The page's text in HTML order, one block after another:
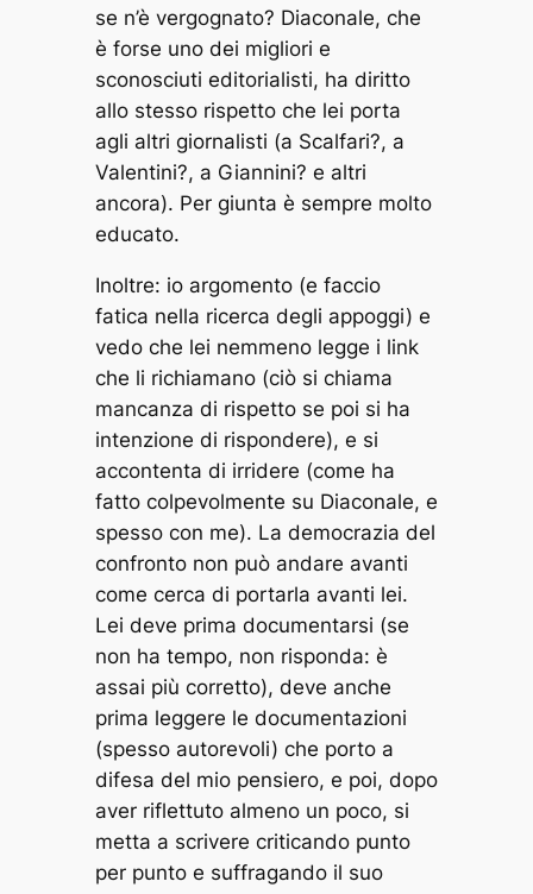
se n’è vergognato? Diaconale, che
è forse uno dei migliori e
sconosciuti editorialisti, ha diritto
allo stesso rispetto che lei porta
agli altri giornalisti (a Scalfari?, a
Valentini?, a Giannini? e altri
ancora). Per giunta è sempre molto
educato.
Inoltre: io argomento (e faccio
fatica nella ricerca degli appoggi) e
vedo che lei nemmeno legge i link
che li richiamano (ciò si chiama
mancanza di rispetto se poi si ha
intenzione di rispondere), e si
accontenta di irridere (come ha
fatto colpevolmente su Diaconale, e
spesso con me). La democrazia del
confronto non può andare avanti
come cerca di portarla avanti lei.
Lei deve prima documentarsi (se
non ha tempo, non risponda: è
assai più corretto), deve anche
prima leggere le documentazioni
(spesso autorevoli) che porto a
difesa del mio pensiero, e poi, dopo
aver riflettuto almeno un poco, si
metta a scrivere criticando punto
per punto e suffragando il suo